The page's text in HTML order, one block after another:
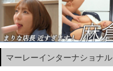
マーレーインターナショナル